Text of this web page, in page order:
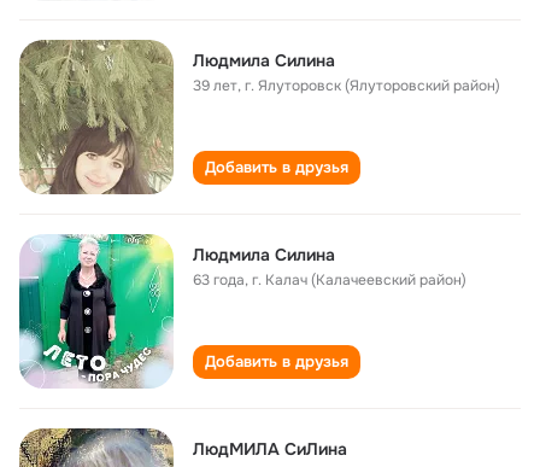
Людмила Силина
39 лет,г. Ялуторовск (Ялуторовский район)
Добавить в друзья
Людмила Силина
63 года,г. Калач (Калачеевский район)
Добавить в друзья
ЛюдМИЛА СиЛина